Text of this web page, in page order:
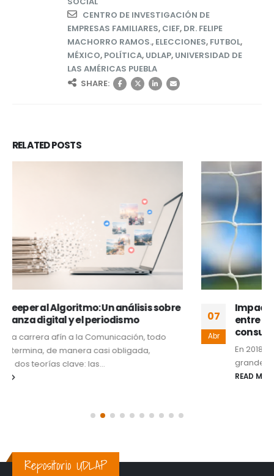
CENTRO DE INVESTIGACIÓN DE
EMPRESAS FAMILIARES, CIEF, DR. FELIPE
MACHORRO RAMOS., ELECCIONES, FUTBOL,
MÉXICO, POLÍTICA, UDLAP, UNIVERSIDAD DE
LAS AMÉRICAS PUEBLA
SHARE:
RELATEDPOSTS
07
Abr
Impacto Socioeconómico del Mundial 2026:
entre la atracción de capitales y la inflación de
consumo doméstico
En 2018 se dio a conocer que el evento deportivo más
grande hasta la fecha, la Copa Mundial de Fútbol...
Repositorio UDLAP